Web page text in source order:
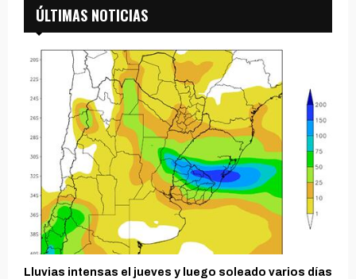
ÚLTIMAS NOTICIAS
Lluvias intensas el jueves y luego soleado varios días